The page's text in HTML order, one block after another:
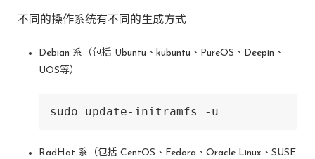
不同的操作系统有不同的生成方式
Debian 系（包括 Ubuntu、kubuntu、PureOS、Deepin、
UOS等）
sudo update-initramfs -u
RadHat 系（包括 CentOS、Fedora、Oracle Linux、SUSE